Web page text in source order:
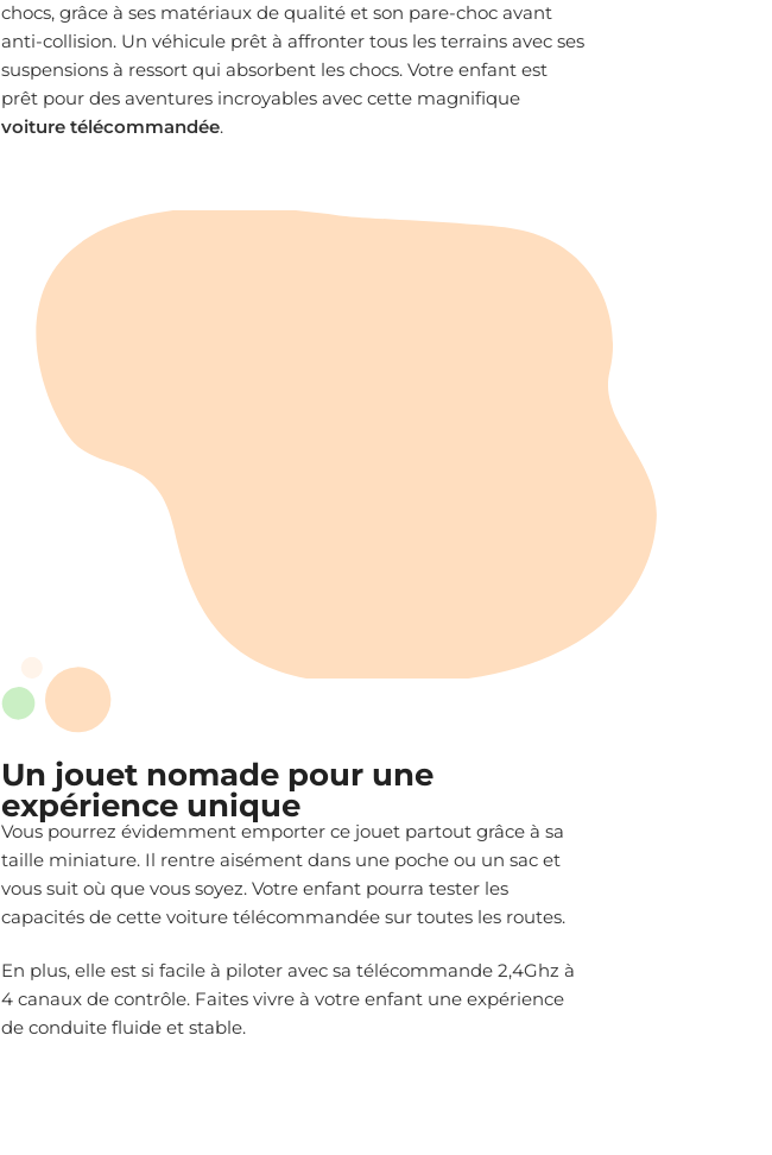
chocs, grâce à ses matériaux de qualité et son pare-choc avant
anti-collision. Un véhicule prêt à affronter tous les terrains avec ses
suspensions à ressort qui absorbent les chocs. Votre enfant est
prêt pour des aventures incroyables avec cette magnifique
voiture télécommandée.
Un jouet nomade pour une
expérience unique
Vous pourrez évidemment emporter ce jouet partout grâce à sa
taille miniature. Il rentre aisément dans une poche ou un sac et
vous suit où que vous soyez. Votre enfant pourra tester les
capacités de cette voiture télécommandée sur toutes les routes.
En plus, elle est si facile à piloter avec sa télécommande 2,4Ghz à
4 canaux de contrôle. Faites vivre à votre enfant une expérience
de conduite fluide et stable.